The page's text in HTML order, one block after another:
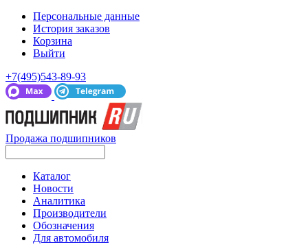
Персональные данные
История заказов
Корзина
Выйти
+7(495)543-89-93
Продажа подшипников
Каталог
Новости
Аналитика
Производители
Обозначения
Для автомобиля